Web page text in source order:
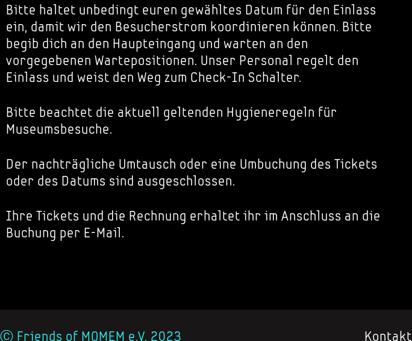
Bitte haltet unbedingt euren gewähltes Datum für den Einlass
ein, damit wir den Besucherstrom koordinieren können. Bitte
begib dich an den Haupteingang und warten an den
vorgegebenen Wartepositionen. Unser Personal regelt den
Einlass und weist den Weg zum Check-In Schalter.
Bitte beachtet die aktuell geltenden Hygieneregeln für
Museumsbesuche.
Der nachträgliche Umtausch oder eine Umbuchung des Tickets
oder des Datums sind ausgeschlossen.
Ihre Tickets und die Rechnung erhaltet ihr im Anschluss an die
Buchung per E-Mail.
Ⓒ Friends of MOMEM e.V. 2023 Kontakt